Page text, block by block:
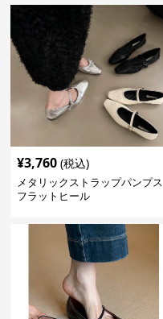
¥3,760 (税込)
メタリックストラップパンプス
フラットヒール